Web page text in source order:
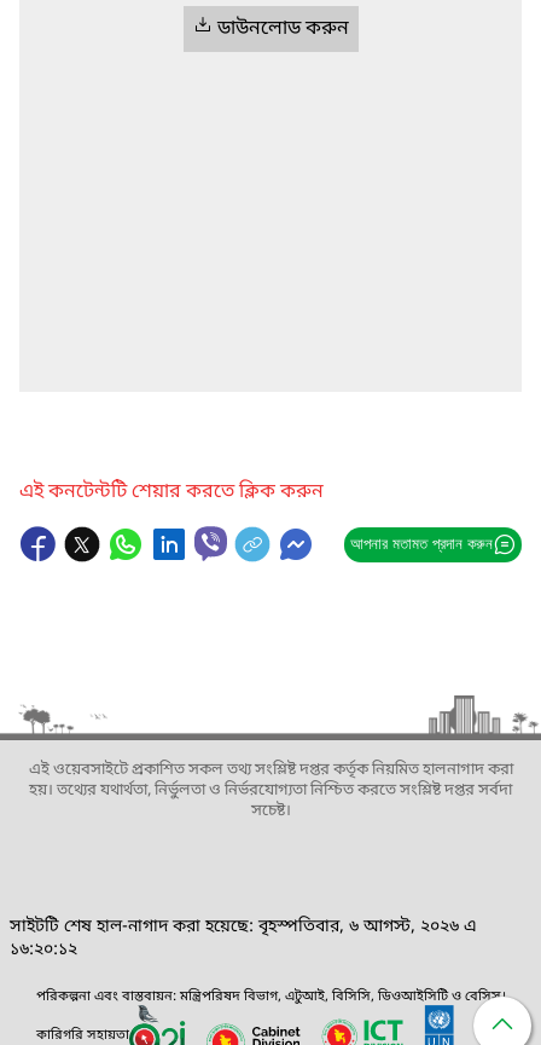
ডাউনলোড করুন
এই কনটেন্টটি শেয়ার করতে ক্লিক করুন
আপনার মতামত প্রদান করুন
এই ওয়েবসাইটে প্রকাশিত সকল তথ্য সংশ্লিষ্ট দপ্তর কর্তৃক নিয়মিত হালনাগাদ করা
হয়। তথ্যের যথার্থতা, নির্ভুলতা ও নির্ভরযোগ্যতা নিশ্চিত করতে সংশ্লিষ্ট দপ্তর সর্বদা
সচেষ্ট।
সাইটটি শেষ হাল-নাগাদ করা হয়েছে: বৃহস্পতিবার, ৬ আগস্ট, ২০২৬ এ
১৬:২০:১২
পরিকল্পনা এবং বাস্তবায়ন: মন্ত্রিপরিষদ বিভাগ, এটুআই, বিসিসি, ডিওআইসিটি ও বেসিস।
কারিগরি সহায়তা